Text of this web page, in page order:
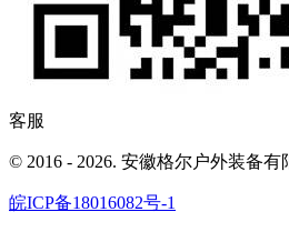
客服
© 2016 - 2026. 安徽格尔户外装备有
皖ICP备18016082号-1